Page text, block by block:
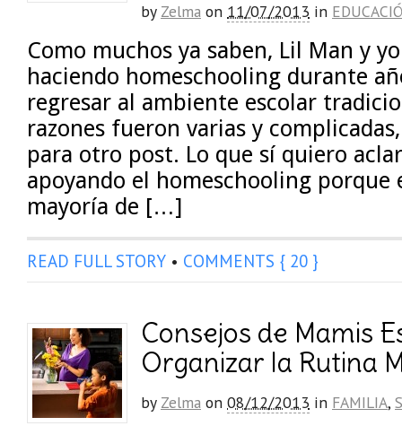
by Zelma on 11/07/2013 in
Como muchos ya saben, Lil Man y
haciendo homeschooling durante
regresar al ambiente escolar
razones fueron varias y
para otro post. Lo que sí quiero
apoyando el homeschooling porque
mayoría de […]
READ FULL STORY • COMMENTS { 20 }
Consejos de Mamis
Organizar la Rutina
by Zelma on 08/12/2013 in FAMILIA,